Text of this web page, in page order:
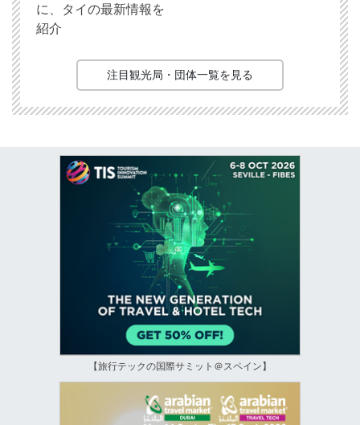
に、タイの最新情報を
紹介
注目観光局・団体一覧を見る
【旅行テックの国際サミット＠スペイン】